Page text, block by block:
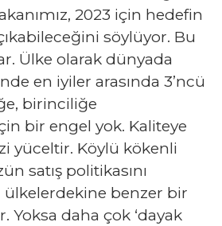
2023 için hedefin
söylüyor. Bu
Ülke olarak dünyada
en iyiler arasında 3’ncü
birinciliğe
bir engel yok. Kaliteye
yüceltir. Köylü kökenli
satış politikasını
benzer bir
Yoksa daha çok ‘dayak